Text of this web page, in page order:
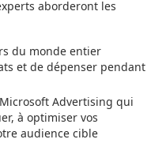
aborderont les
du monde entier
et de dépenser pendant
Advertising qui
à optimiser vos
audience cible